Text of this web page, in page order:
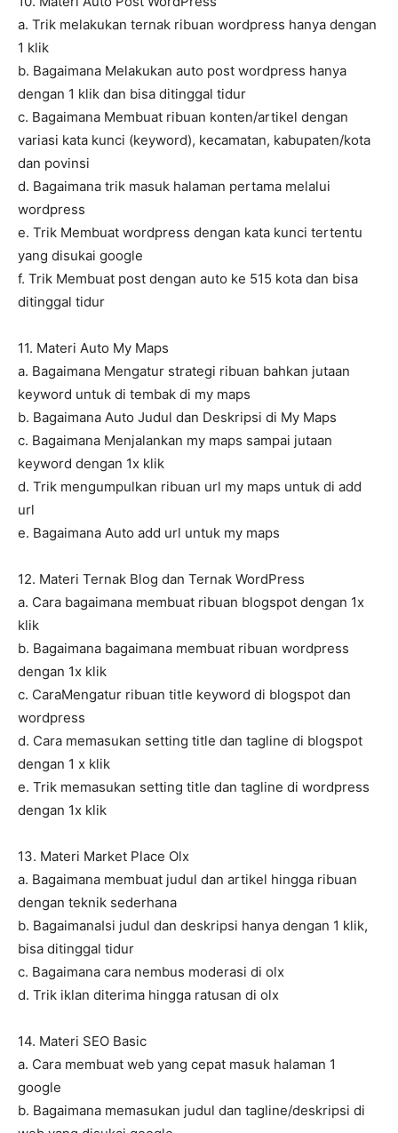
a. Trik melakukan ternak ribuan wordpress hanya dengan
1 klik
b. Bagaimana Melakukan auto post wordpress hanya
dengan 1 klik dan bisa ditinggal tidur
c. Bagaimana Membuat ribuan konten/artikel dengan
variasi kata kunci (keyword), kecamatan, kabupaten/kota
dan povinsi
d. Bagaimana trik masuk halaman pertama melalui
wordpress
e. Trik Membuat wordpress dengan kata kunci tertentu
yang disukai google
f. Trik Membuat post dengan auto ke 515 kota dan bisa
ditinggal tidur
11. Materi Auto My Maps
a. Bagaimana Mengatur strategi ribuan bahkan jutaan
keyword untuk di tembak di my maps
b. Bagaimana Auto Judul dan Deskripsi di My Maps
c. Bagaimana Menjalankan my maps sampai jutaan
keyword dengan 1x klik
d. Trik mengumpulkan ribuan url my maps untuk di add
url
e. Bagaimana Auto add url untuk my maps
12. Materi Ternak Blog dan Ternak WordPress
a. Cara bagaimana membuat ribuan blogspot dengan 1x
klik
b. Bagaimana bagaimana membuat ribuan wordpress
dengan 1x klik
c. CaraMengatur ribuan title keyword di blogspot dan
wordpress
d. Cara memasukan setting title dan tagline di blogspot
dengan 1 x klik
e. Trik memasukan setting title dan tagline di wordpress
dengan 1x klik
13. Materi Market Place Olx
a. Bagaimana membuat judul dan artikel hingga ribuan
dengan teknik sederhana
b. BagaimanaIsi judul dan deskripsi hanya dengan 1 klik,
bisa ditinggal tidur
c. Bagaimana cara nembus moderasi di olx
d. Trik iklan diterima hingga ratusan di olx
14. Materi SEO Basic
a. Cara membuat web yang cepat masuk halaman 1
google
b. Bagaimana memasukan judul dan tagline/deskripsi di